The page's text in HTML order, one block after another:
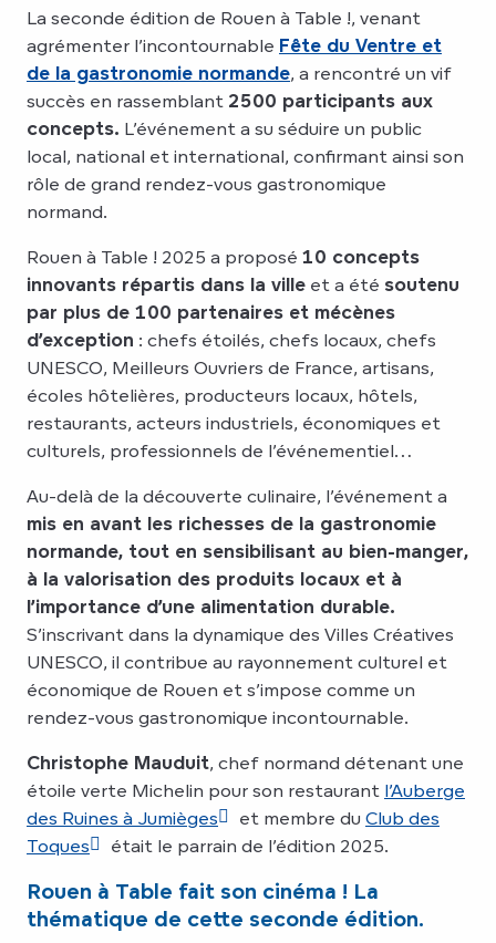
La seconde édition de Rouen à Table !, venant
agrémenter l’incontournable Fête du Ventre et
de la gastronomie normande, a rencontré un vif
succès en rassemblant 2500 participants aux
concepts. L’événement a su séduire un public
local, national et international, confirmant ainsi son
rôle de grand rendez-vous gastronomique
normand.
Rouen à Table ! 2025 a proposé 10 concepts
innovants répartis dans la ville et a été soutenu
par plus de 100 partenaires et mécènes
d’exception : chefs étoilés, chefs locaux, chefs
UNESCO, Meilleurs Ouvriers de France, artisans,
écoles hôtelières, producteurs locaux, hôtels,
restaurants, acteurs industriels, économiques et
culturels, professionnels de l’événementiel…
Au-delà de la découverte culinaire, l’événement a
mis en avant les richesses de la gastronomie
normande, tout en sensibilisant au bien-manger,
à la valorisation des produits locaux et à
l’importance d’une alimentation durable.
S’inscrivant dans la dynamique des Villes Créatives
UNESCO, il contribue au rayonnement culturel et
économique de Rouen et s’impose comme un
rendez-vous gastronomique incontournable.
Christophe Mauduit, chef normand détenant une
étoile verte Michelin pour son restaurant l’Auberge
des Ruines à Jumièges
et membre du Club des
Toques
était le parrain de l’édition 2025.
Rouen à Table fait son cinéma ! La
thématique de cette seconde édition.